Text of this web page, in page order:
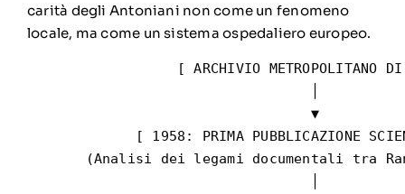
carità degli Antoniani non come un fenomeno
locale, ma come un sistema ospedaliero europeo.
[ ARCHIVIO METROPOLITANO
                                  ▼
[ 1958: PRIMA PUBBLICAZIONE
(Analisi dei legami documentali tra